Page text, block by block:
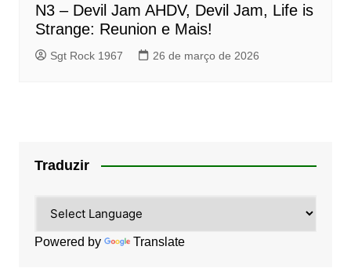
N3 – Devil Jam AHDV, Devil Jam, Life is
Strange: Reunion e Mais!
Sgt Rock 1967 26 de março de 2026
Traduzir
Powered by Translate